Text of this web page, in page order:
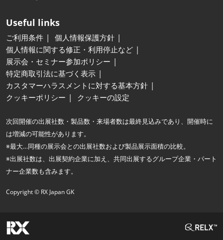
Useful links
ご利用条件
個人情報保護方針
個人情報に関する修正・利用停止など
展示会・セミナー参加ポリシー
特定商取引法に基づく表示
カスタマーハラスメントに対する基本方針
クッキーポリシー
クッキーの設定
次回開催の出展社数・製品数・来場者数は最終見込みであり、開催時に
は増減の可能性があります。
※最大…同種の展示会との出展社数および製品展示面積の比較。
※出展社数は、出展契約企業に加え、共同出展するグループ企業・パート
ナー企業数も含みます。
Copyright © RX Japan GK